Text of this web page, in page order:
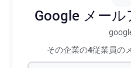
Google メー
その企業の4従業員の